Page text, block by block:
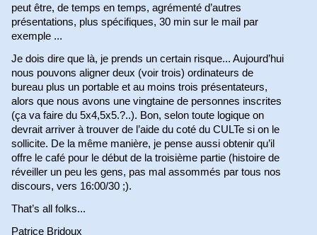
peut être, de temps en temps, agrémenté d’autres
présentations, plus spécifiques, 30 min sur le mail par
exemple ...
Je dois dire que là, je prends un certain risque... Aujourd’hui
nous pouvons aligner deux (voir trois) ordinateurs de
bureau plus un portable et au moins trois présentateurs,
alors que nous avons une vingtaine de personnes inscrites
(ça va faire du 5x4,5x5.?..). Bon, selon toute logique on
devrait arriver à trouver de l’aide du coté du CULTe si on le
sollicite. De la même manière, je pense aussi obtenir qu’il
offre le café pour le début de la troisième partie (histoire de
réveiller un peu les gens, pas mal assommés par tous nos
discours, vers 16:00/30 ;).
That’s all folks...
Patrice Bridoux